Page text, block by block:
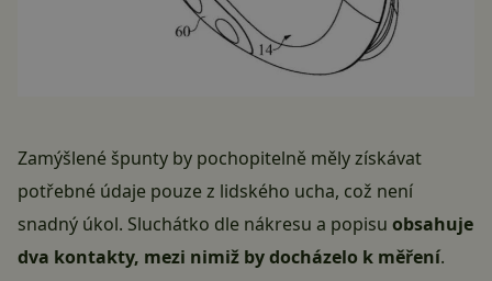
Zamýšlené špunty by pochopitelně měly získávat
potřebné údaje pouze z lidského ucha, což není
snadný úkol. Sluchátko dle nákresu a popisu obsahuje
dva kontakty, mezi nimiž by docházelo k měření.